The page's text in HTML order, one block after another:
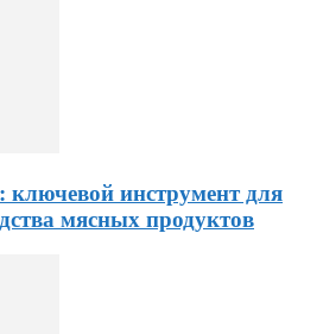
инструмент для
мясных продуктов